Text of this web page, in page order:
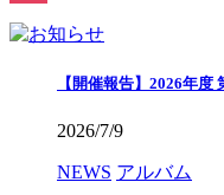
Instagram
【開催報告】2026年度
2026/7/9
NEWS アルバム